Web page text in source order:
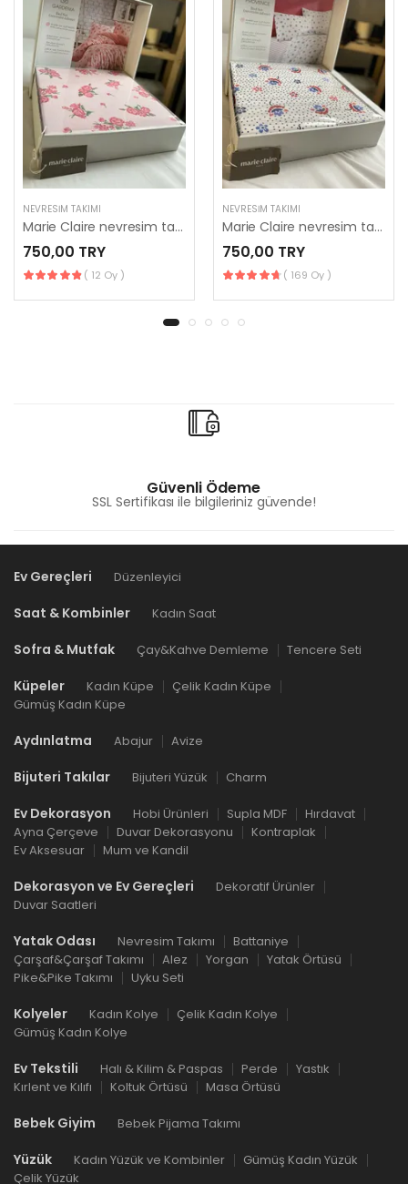
NEVRESIM TAKIMI
Marie Claire nevresim takımı
750,00 TRY
( 12 Oy )
NEVRESIM TAKIMI
Marie Claire nevresim takımı
750,00 TRY
( 169 Oy )
Güvenli Ödeme
SSL Sertifikası ile bilgileriniz güvende!
Ev Gereçleri Düzenleyici
Saat & Kombinler Kadın Saat
Sofra & Mutfak Çay&Kahve Demleme Tencere Seti
Küpeler Kadın Küpe
Çelik Kadın Küpe
Gümüş Kadın Küpe
Aydınlatma Abajur Avize
Bijuteri Takılar Bijuteri Yüzük Charm
Ev Dekorasyon Hobi Ürünleri Supla MDF
Hırdavat
Ayna Çerçeve
Duvar Dekorasyonu
Kontraplak
Ev Aksesuar
Mum ve Kandil
Dekorasyon ve Ev Gereçleri
Dekoratif Ürünler
Duvar Saatleri
Yatak Odası Nevresim Takımı
Battaniye
Çarşaf&Çarşaf Takımı
Alez Yorgan
Yatak Örtüsü
Pike&Pike Takımı
Uyku Seti
Kolyeler Kadın Kolye
Çelik Kadın Kolye
Gümüş Kadın Kolye
Ev Tekstili Halı & Kilim & Paspas Perde
Yastık
Kırlent ve Kılıfı
Koltuk Örtüsü Masa Örtüsü
Bebek Giyim Bebek Pijama Takımı
Yüzük Kadın Yüzük ve Kombinler
Gümüş Kadın Yüzük
Çelik Yüzük